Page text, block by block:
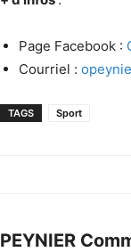
Page Facebook :
Courriel :
TAGS Sport
PEYNIER